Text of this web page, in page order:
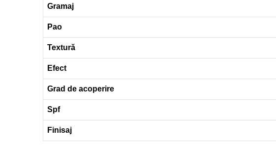
Gramaj
Pao
Textură
Efect
Grad de acoperire
Spf
Finisaj